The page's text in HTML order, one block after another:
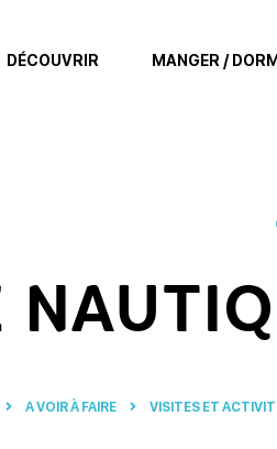
DÉCOUVRIR MANGER /
A VOIR À FAIRE VISITES ET